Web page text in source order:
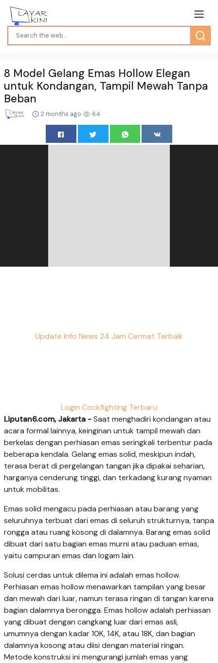
8 Model Gelang Emas Hollow Elegan
untuk Kondangan, Tampil Mewah Tanpa
Beban
2 months ago 64
Update Info News 24 Jam Cermat Terbaik
Login Cockfighting Terbaru
Liputan6.com, Jakarta -Saat menghadiri kondangan atau
acara formal lainnya, keinginan untuk tampil mewah dan
berkelas dengan perhiasan emas seringkali terbentur pada
beberapa kendala. Gelang emas solid, meskipun indah,
terasa berat di pergelangan tangan jika dipakai seharian,
harganya cenderung tinggi, dan terkadang kurang nyaman
untuk mobilitas.
Emas solid mengacu pada perhiasan atau barang yang
seluruhnya terbuat dari emas di seluruh strukturnya, tanpa
rongga atau ruang kosong di dalamnya. Barang emas solid
dibuat dari satu bagian emas murni atau paduan emas,
yaitu campuran emas dan logam lain.
Solusi cerdas untuk dilema ini adalah emas hollow.
Perhiasan emas hollow menawarkan tampilan yang besar
dan mewah dari luar, namun terasa ringan di tangan karena
bagian dalamnya berongga. Emas hollow adalah perhiasan
yang dibuat dengan cangkang luar dari emas asli,
umumnya dengan kadar 10K, 14K, atau 18K, dan bagian
dalamnya kosong atau diisi dengan material ringan.
Metode konstruksi ini mengurangi jumlah emas yang